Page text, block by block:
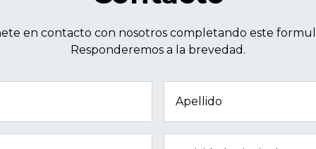
en contacto con nosotros completando este
Responderemos a la brevedad.
Apellido